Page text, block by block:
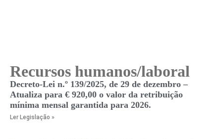
Recursos humanos/laboral
Decreto-Lei n.º 139/2025, de 29 de dezembro –
Atualiza para € 920,00 o valor da retribuição
mínima mensal garantida para 2026.
Ler Legislação »